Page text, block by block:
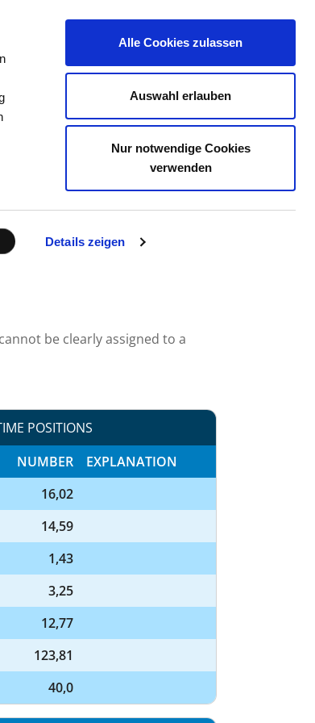
Details zeigen
Alle Cookies zulassen
Auswahl erlauben
Nur notwendige Cookies
verwenden
CONTACT YOUR OPINION
be clearly assigned to a
POSITIONS
NUMBER
EXPLANATION
16,02
14,59
1,43
3,25
12,77
123,81
40,0